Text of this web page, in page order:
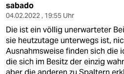
sabado
04.02.2022 , 19:55 Uhr
Die ist ein völlig unerwarteter
sie heutzutage unterwegs ist,
Ausnahmsweise finden sich die
die sich im Besitz der einzig